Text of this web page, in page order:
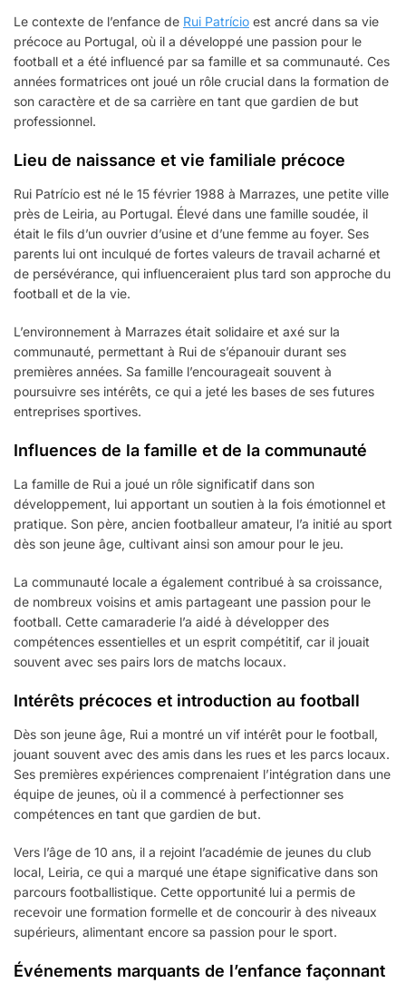
Le contexte de l’enfance de Rui Patrício est ancré dans sa vie
précoce au Portugal, où il a développé une passion pour le
football et a été influencé par sa famille et sa communauté. Ces
années formatrices ont joué un rôle crucial dans la formation de
son caractère et de sa carrière en tant que gardien de but
professionnel.
Lieu de naissance et vie familiale précoce
Rui Patrício est né le 15 février 1988 à Marrazes, une petite ville
près de Leiria, au Portugal. Élevé dans une famille soudée, il
était le fils d’un ouvrier d’usine et d’une femme au foyer. Ses
parents lui ont inculqué de fortes valeurs de travail acharné et
de persévérance, qui influenceraient plus tard son approche du
football et de la vie.
L’environnement à Marrazes était solidaire et axé sur la
communauté, permettant à Rui de s’épanouir durant ses
premières années. Sa famille l’encourageait souvent à
poursuivre ses intérêts, ce qui a jeté les bases de ses futures
entreprises sportives.
Influences de la famille et de la communauté
La famille de Rui a joué un rôle significatif dans son
développement, lui apportant un soutien à la fois émotionnel et
pratique. Son père, ancien footballeur amateur, l’a initié au sport
dès son jeune âge, cultivant ainsi son amour pour le jeu.
La communauté locale a également contribué à sa croissance,
de nombreux voisins et amis partageant une passion pour le
football. Cette camaraderie l’a aidé à développer des
compétences essentielles et un esprit compétitif, car il jouait
souvent avec ses pairs lors de matchs locaux.
Intérêts précoces et introduction au football
Dès son jeune âge, Rui a montré un vif intérêt pour le football,
jouant souvent avec des amis dans les rues et les parcs locaux.
Ses premières expériences comprenaient l’intégration dans une
équipe de jeunes, où il a commencé à perfectionner ses
compétences en tant que gardien de but.
Vers l’âge de 10 ans, il a rejoint l’académie de jeunes du club
local, Leiria, ce qui a marqué une étape significative dans son
parcours footballistique. Cette opportunité lui a permis de
recevoir une formation formelle et de concourir à des niveaux
supérieurs, alimentant encore sa passion pour le sport.
Événements marquants de l’enfance façonnant